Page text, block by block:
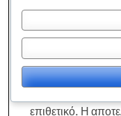
Στην πράξη, ένας
μπορεί να
έχει αποσπαστεί
χρειαστεί να
επιθετικό. Η